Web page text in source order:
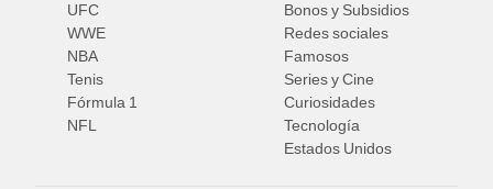
UFC
WWE
NBA
Tenis
Fórmula 1
NFL
Bonos y Subsidios
Redes sociales
Famosos
Series y Cine
Curiosidades
Tecnología
Estados Unidos